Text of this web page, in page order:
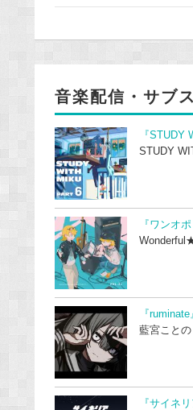
音楽配信・サブ
『STUDY
STUDY
『ワンオ
『ruminate
藍宮ことの
『サイネリ